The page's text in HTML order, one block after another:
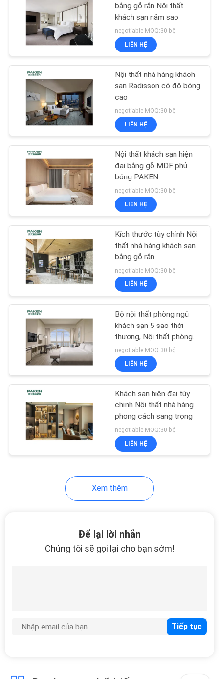
CẦU
BÁO
ĐỒ
TRANG
PRIVACY
POLICY
bằng gỗ rắn Nội thất
khách sạn năm sao
negotiable MOQ:30 bộ
LIÊN HỆ
Nội thất nhà hàng khách
sạn Radisson có độ bóng
cao
negotiable MOQ:30 bộ
LIÊN HỆ
Nội thất khách sạn hiện
đại bằng gỗ MDF phủ
bóng PAKEN
negotiable MOQ:30 bộ
LIÊN HỆ
Kích thước tùy chỉnh Nội
thất nhà hàng khách sạn
bằng gỗ rắn
negotiable MOQ:30 bộ
LIÊN HỆ
Bộ nội thất phòng ngủ
khách sạn 5 sao thời
thượng, Nội thất phòng
ngủ bọc nệm sang trọng
negotiable MOQ:30 bộ
LIÊN HỆ
Khách sạn hiện đại tùy
chỉnh Nội thất nhà hàng
phong cách sang trọng
negotiable MOQ:30 bộ
LIÊN HỆ
Xem thêm
Để lại lời nhắn
Chúng tôi sẽ gọi lại cho bạn sớm!